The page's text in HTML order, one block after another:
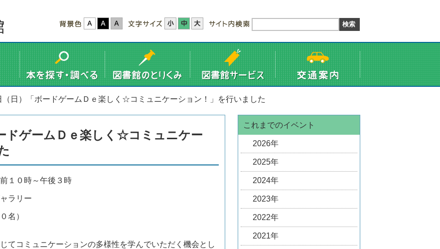
（日）「ボードゲームＤｅ楽しく☆コミュニケーション！」を行いました
ドゲームＤｅ楽しく☆コミュニケー
１０時～午後３時
ラリー
名）
てコミュニケーションの多様性を学んでいただく機会とし
これまでのイベント
2026年
2025年
2024年
2023年
2022年
2021年